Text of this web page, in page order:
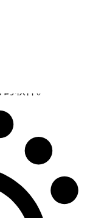
软件。